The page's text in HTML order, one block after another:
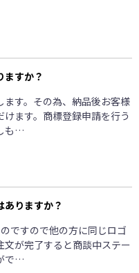
ますか？
す。その為、納品後お客様
ます。商標登録申請を行う
も…
ありますか？
ですので他の方に同じロゴ
が完了すると商談中ステー
で…